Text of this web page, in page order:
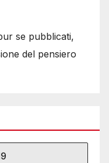
se pubblicati,
del pensiero